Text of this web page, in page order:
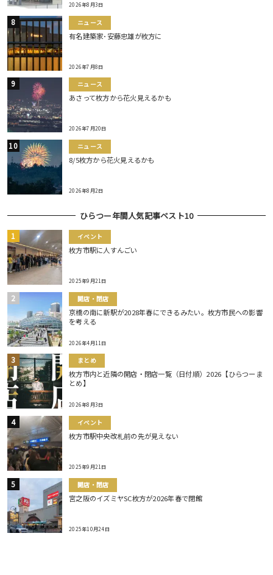
2026年8月3日
ニュース
有名建築家･安藤忠雄が枚方に
2026年7月8日
ニュース
あさって枚方から花火見えるかも
2026年7月20日
ニュース
8/5枚方から花火見えるかも
2026年8月2日
ひらつー年間人気記事ベスト10
イベント
枚方市駅に人すんごい
2025年9月21日
開店・閉店
京橋の南に新駅が2028年春にできるみたい。枚方市民への影響
を考える
2026年4月11日
まとめ
枚方市内と近隣の開店・閉店一覧（日付順）2026【ひらつーま
とめ】
2026年8月3日
イベント
枚方市駅中央改札前の先が見えない
2025年9月21日
開店・閉店
宮之阪のイズミヤSC枚方が2026年春で閉館
2025年10月24日